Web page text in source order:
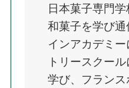
日本菓子専門学
和菓子を学び
インアカデミ
トリースクー
学び、フランス